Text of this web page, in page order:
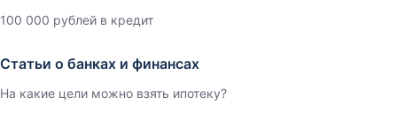
100 000 рублей в кредит
Статьи о банках и финансах
На какие цели можно взять ипотеку?